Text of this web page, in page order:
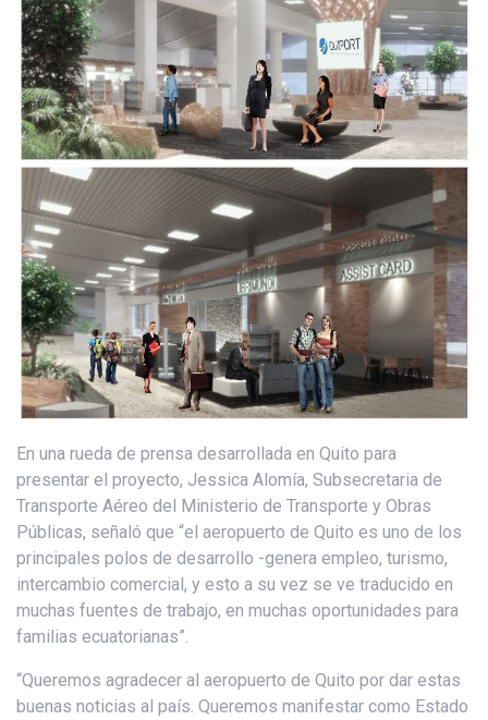
En una rueda de prensa desarrollada en Quito para
presentar el proyecto, Jessica Alomía, Subsecretaria de
Transporte Aéreo del Ministerio de Transporte y Obras
Públicas, señaló que “el aeropuerto de Quito es uno de los
principales polos de desarrollo -genera empleo, turismo,
intercambio comercial, y esto a su vez se ve traducido en
muchas fuentes de trabajo, en muchas oportunidades para
familias ecuatorianas”.
“Queremos agradecer al aeropuerto de Quito por dar estas
buenas noticias al país. Queremos manifestar como Estado